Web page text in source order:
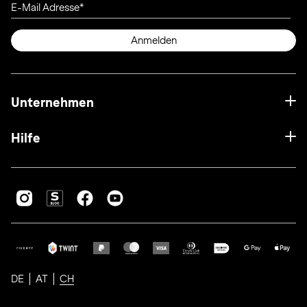
E-Mail Adresse
Anmelden
Unternehmen
Hilfe
DE AT CH